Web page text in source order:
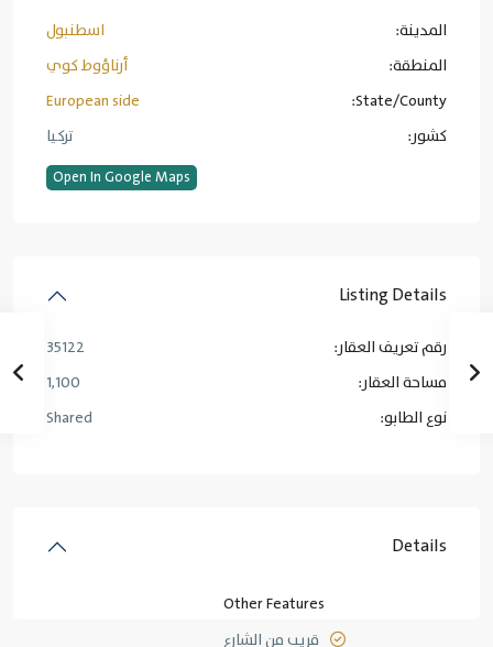
المدينة:
اسطنبول
المنطقة:
أرناؤوط كوي
State/County:
European side
کشور:
تركيا
Open In Google Maps
Listing Details
رقم تعريف العقار:
35122
مساحة العقار:
1,100
نوع الطابو:
Shared
Details
Other Features
قريب من الشارع